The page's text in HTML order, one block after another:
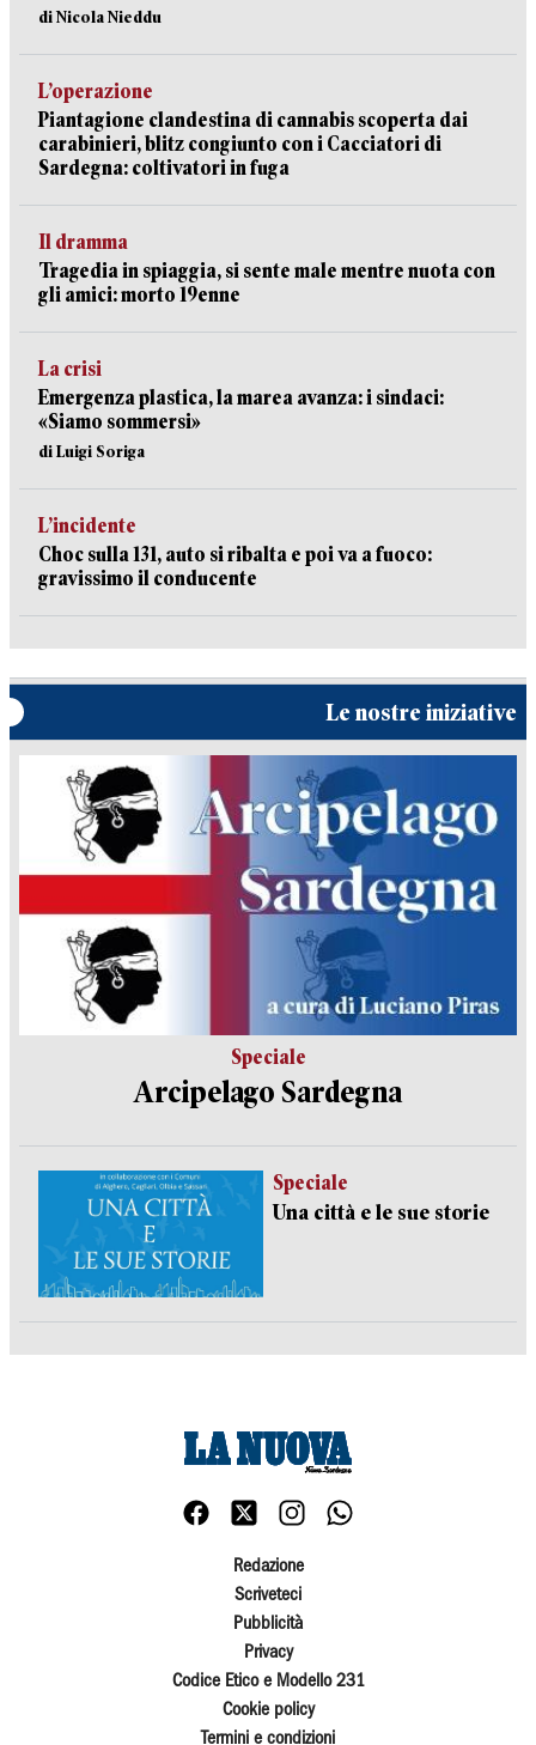
di Nicola Nieddu
L’operazione
Piantagione clandestina di cannabis scoperta dai
carabinieri, blitz congiunto con i Cacciatori di
Sardegna: coltivatori in fuga
Il dramma
Tragedia in spiaggia, si sente male mentre nuota con
gli amici: morto 19enne
La crisi
Emergenza plastica, la marea avanza: i sindaci:
«Siamo sommersi»
di Luigi Soriga
L’incidente
Choc sulla 131, auto si ribalta e poi va a fuoco:
gravissimo il conducente
Le nostre iniziative
Speciale
Arcipelago Sardegna
Speciale
Una città e le sue storie
Redazione
Scriveteci
Pubblicità
Privacy
Codice Etico e Modello 231
Cookie policy
Termini e condizioni